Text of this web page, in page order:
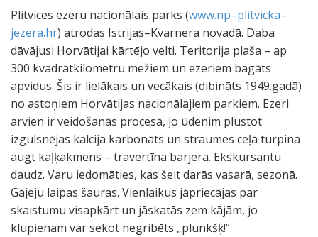
Plitvices ezeru nacionālais parks (www.np–plitvicka–
jezera.hr) atrodas Istrijas–Kvarnera novadā. Daba
dāvājusi Horvātijai kārtējo velti. Teritorija plaša – ap
300 kvadrātkilometru mežiem un ezeriem bagāts
apvidus. Šis ir lielākais un vecākais (dibināts 1949.gadā)
no astoņiem Horvātijas nacionālajiem parkiem. Ezeri
arvien ir veidošanās procesā, jo ūdenim plūstot
izgulsnējas kalcija karbonāts un straumes ceļā turpina
augt kaļķakmens – travertīna barjera. Ekskursantu
daudz. Varu iedomāties, kas šeit darās vasarā, sezonā.
Gājēju laipas šauras. Vienlaikus jāpriecājas par
skaistumu visapkārt un jāskatās zem kājām, jo
klupienam var sekot negribēts „plunkšķ!”.